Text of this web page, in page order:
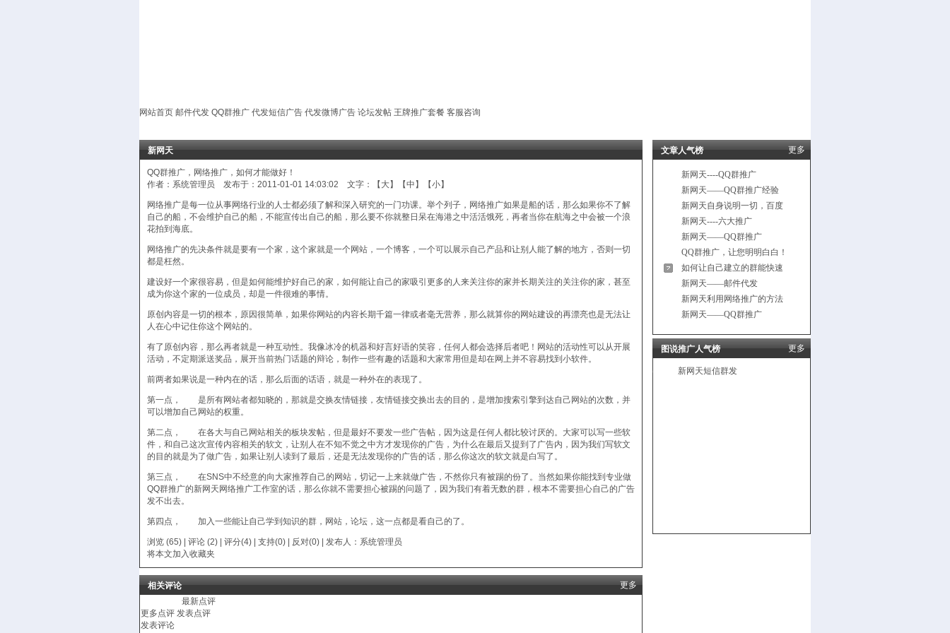
网站首页 邮件代发 QQ群推广 代发短信广告 代发微博广告 论坛发帖 王牌推广套餐 客服咨询
新网天
QQ群推广，网络推广，如何才能做好！
作者：系统管理员 发布于：2011-01-01 14:03:02 文字：【 大】【中 】【小】
网络推广是每一位从事网络行业的人士都必须了解和深入研究的一门功课。举个列子，网络推广如果是船的话，那么如果你不了解
自己的船，不会维护自己的船，不能宣传出自己的船，那么要不你就整日呆在海港之中活活饿死，再者当你在航海之中会被一个浪
花拍到海底。
网络推广的先决条件就是要有一个家，这个家就是一个网站，一个博客，一个可以展示自己产品和让别人能了解的地方，否则一切
都是枉然。
建设好一个家很容易，但是如何能维护好自己的家，如何能让自己的家吸引更多的人来关注你的家并长期关注的关注你的家，甚至
成为你这个家的一位成员，却是一件很难的事情。
原创内容是一切的根本，原因很简单，如果你网站的内容长期千篇一律或者毫无营养，那么就算你的网站建设的再漂亮也是无法让
人在心中记住你这个网站的。
有了原创内容，那么再者就是一种互动性。我像冰冷的机器和好言好语的笑容，任何人都会选择后者吧！网站的活动性可以从开展
活动，不定期派送奖品，展开当前热门话题的辩论，制作一些有趣的话题和大家常用但是却在网上并不容易找到小软件。
前两者如果说是一种内在的话，那么后面的话语，就是一种外在的表现了。
第一点， 是所有网站者都知晓的，那就是交换友情链接，友情链接交换出去的目的，是增加搜索引擎到达自己网站的次数，并
可以增加自己网站的权重。
第二点， 在各大与自己网站相关的板块发帖，但是最好不要发一些广告帖，因为这是任何人都比较讨厌的。大家可以写一些软
件，和自己这次宣传内容相关的软文，让别人在不知不觉之中方才发现你的广告，为什么在最后又提到了广告内，因为我们写软文
的目的就是为了做广告，如果让别人读到了最后，还是无法发现你的广告的话，那么你这次的软文就是白写了。
第三点， 在SNS中不经意的向大家推荐自己的网站，切记一上来就做广告，不然你只有被踢的份了。当然如果你能找到专业做
QQ群推广的新网天网络推广工作室的话，那么你就不需要担心被踢的问题了，因为我们有着无数的群，根本不需要担心自己的广告
发不出去。
第四点， 加入一些能让自己学到知识的群，网站，论坛，这一点都是看自己的了。
浏览 (65) | 评论 (2) | 评分(4) | 支持(0) 反对(0) | 发布人： 系统管理员
将本文加入收藏夹
相关评论
更多
最新点评
更多点评 发表点评
发表评论
文章人气榜 更多
新网天----QQ群推广
新网天——QQ群推广经验
新网天自身说明一切，百度
新网天----六大推广
新网天——QQ群推广
QQ群推广，让您明明白白！
如何让自己建立的群能快速
新网天——邮件代发
新网天利用网络推广的方法
新网天——QQ群推广
图说推广人气榜 更多
新网天短信群发